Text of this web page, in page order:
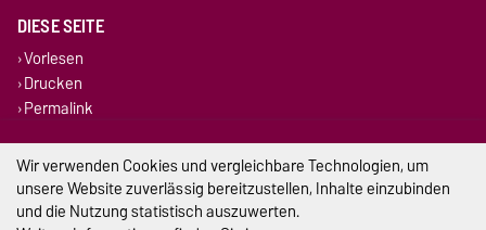
DIESE SEITE
Vorlesen
Drucken
Permalink
Impressum
Datenschutz
Wir verwenden Cookies und vergleichbare Technologien, um
unsere Website zuverlässig bereitzustellen, Inhalte einzubinden
und die Nutzung statistisch auszuwerten.